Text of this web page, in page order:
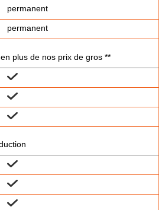
permanent
permanent
plus de nos prix de gros **